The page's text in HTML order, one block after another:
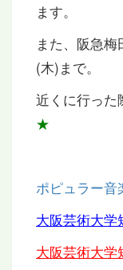
ます。
また、阪急
(木)まで。
近くに行った
★
ポピュラー音
大阪芸術大学
大阪芸術大